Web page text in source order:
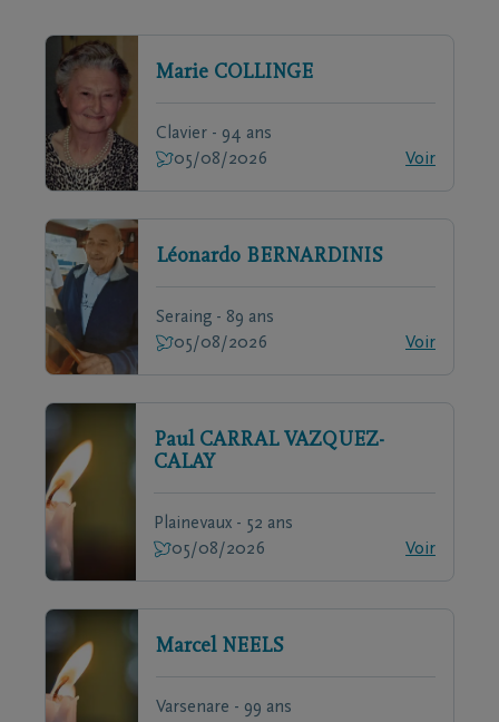
Marie COLLINGE
Clavier - 94 ans
05/08/2026
Voir
Léonardo BERNARDINIS
Seraing - 89 ans
05/08/2026
Voir
Paul CARRAL VAZQUEZ-
CALAY
Plainevaux - 52 ans
05/08/2026
Voir
Marcel NEELS
Varsenare - 99 ans